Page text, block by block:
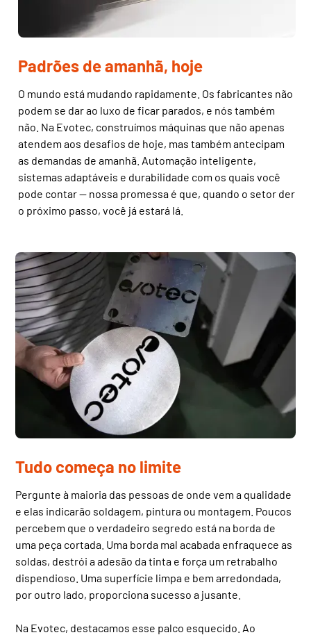
Padrões de amanhã, hoje
O mundo está mudando rapidamente. Os fabricantes não
podem se dar ao luxo de ficar parados, e nós também
não. Na Evotec, construímos máquinas que não apenas
atendem aos desafios de hoje, mas também antecipam
as demandas de amanhã. Automação inteligente,
sistemas adaptáveis e durabilidade com os quais você
pode contar — nossa promessa é que, quando o setor der
o próximo passo, você já estará lá.
Tudo começa no limite
Pergunte à maioria das pessoas de onde vem a qualidade
e elas indicarão soldagem, pintura ou montagem. Poucos
percebem que o verdadeiro segredo está na borda de
uma peça cortada. Uma borda mal acabada enfraquece as
soldas, destrói a adesão da tinta e força um retrabalho
dispendioso. Uma superfície limpa e bem arredondada,
por outro lado, proporciona sucesso a jusante.
Na Evotec, destacamos esse palco esquecido. Ao